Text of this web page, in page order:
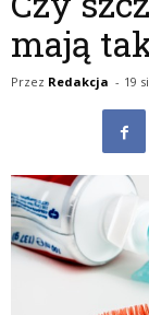
mają
Przez Redakcja - 19